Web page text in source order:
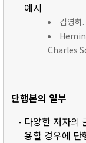
예시
김영하
Charles
단행본의 일부
- 다양한 저자의
용할 경우에 단